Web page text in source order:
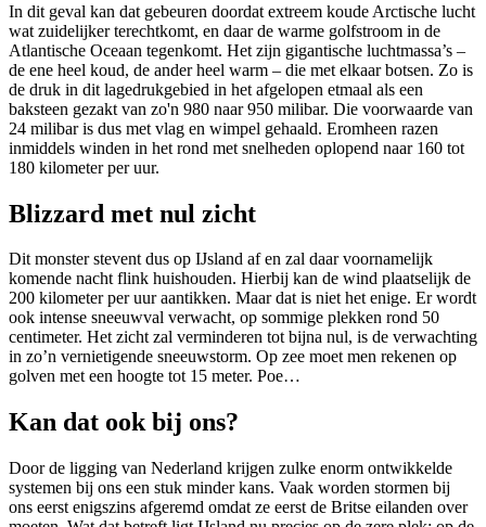
In dit geval kan dat gebeuren doordat extreem koude Arctische lucht
wat zuidelijker terechtkomt, en daar de warme golfstroom in de
Atlantische Oceaan tegenkomt. Het zijn gigantische luchtmassa’s –
de ene heel koud, de ander heel warm – die met elkaar botsen. Zo is
de druk in dit lagedrukgebied in het afgelopen etmaal als een
baksteen gezakt van zo'n 980 naar 950 milibar. Die voorwaarde van
24 milibar is dus met vlag en wimpel gehaald. Eromheen razen
inmiddels winden in het rond met snelheden oplopend naar 160 tot
180 kilometer per uur.
Blizzard met nul zicht
Dit monster stevent dus op IJsland af en zal daar voornamelijk
komende nacht flink huishouden. Hierbij kan de wind plaatselijk de
200 kilometer per uur aantikken. Maar dat is niet het enige. Er wordt
ook intense sneeuwval verwacht, op sommige plekken rond 50
centimeter. Het zicht zal verminderen tot bijna nul, is de verwachting
in zo’n vernietigende sneeuwstorm. Op zee moet men rekenen op
golven met een hoogte tot 15 meter. Poe…
Kan dat ook bij ons?
Door de ligging van Nederland krijgen zulke enorm ontwikkelde
systemen bij ons een stuk minder kans. Vaak worden stormen bij
ons eerst enigszins afgeremd omdat ze eerst de Britse eilanden over